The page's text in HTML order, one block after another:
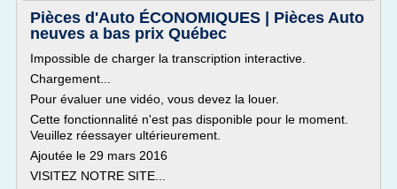
Pièces d'Auto ÉCONOMIQUES | Pièces Auto
neuves a bas prix Québec
Impossible de charger la transcription interactive.
Chargement...
Pour évaluer une vidéo, vous devez la louer.
Cette fonctionnalité n'est pas disponible pour le moment.
Veuillez réessayer ultérieurement.
Ajoutée le 29 mars 2016
VISITEZ NOTRE SITE...